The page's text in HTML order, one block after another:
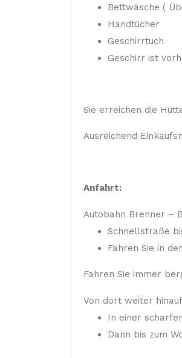
Bettwäsche (
Handtücher
Geschirrtuch
Geschirr ist
Sie erreichen die
Ausreichend
Anfahrt:
Autobahn Brenner –
Schnellstraße
Fahren Sie in
Fahren Sie immer
Von dort weiter
In einer
Dann bis zum